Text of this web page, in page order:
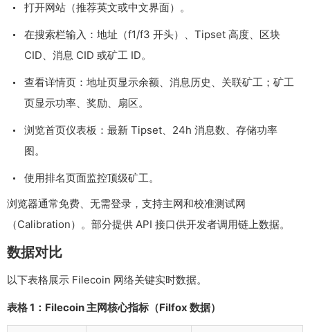
打开网站（推荐英文或中文界面）。
在搜索栏输入：地址（f1/f3 开头）、Tipset 高度、区块
CID、消息 CID 或矿工 ID。
查看详情页：地址页显示余额、消息历史、关联矿工；矿工
页显示功率、奖励、扇区。
浏览首页仪表板：最新 Tipset、24h 消息数、存储功率
图。
使用排名页面监控顶级矿工。
浏览器通常免费、无需登录，支持主网和校准测试网
（Calibration）。部分提供 API 接口供开发者调用链上数据。
数据对比
以下表格展示 Filecoin 网络关键实时数据。
表格 1：Filecoin 主网核心指标（Filfox 数据）